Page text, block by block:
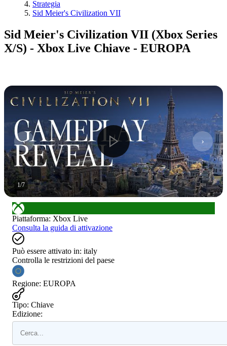
Strategia
Sid Meier's Civilization VII
Sid Meier's Civilization VII (Xbox Series
X/S) - Xbox Live Chiave - EUROPA
1/7
Piattaforma: Xbox Live
Consulta la guida di attivazione
Può essere attivato in: italy
Controlla le restrizioni del paese
Regione: EUROPA
Tipo: Chiave
Edizione: